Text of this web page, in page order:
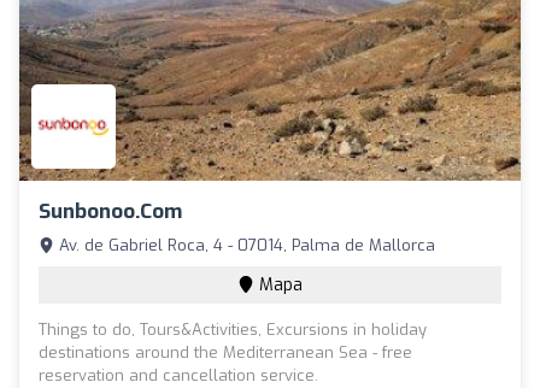
Sunbonoo.com
Av. de Gabriel Roca, 4 - 07014, Palma de Mallorca
Mapa
Things to do, Tours&Activities, Excursions in holiday
destinations around the Mediterranean Sea - free
reservation and cancellation service.